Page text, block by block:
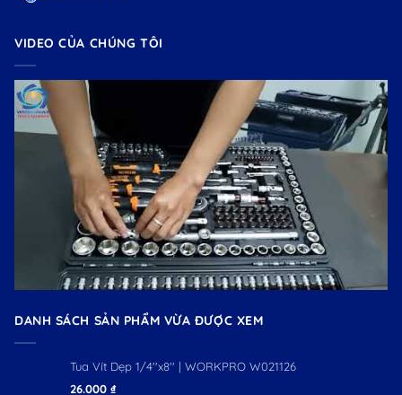
VIDEO CỦA CHÚNG TÔI
DANH SÁCH SẢN PHẨM VỪA ĐƯỢC XEM
Tua Vít Dẹp 1/4''x8'' | WORKPRO W021126
26.000 ₫